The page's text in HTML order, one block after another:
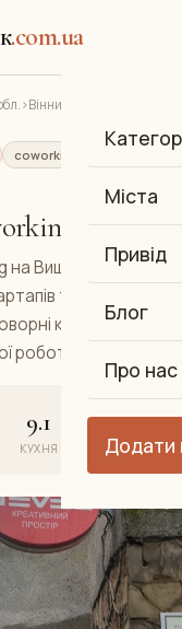
.com.ua
Міста
Привід
Блог
Про нас
Додати
›Вінниця
coworking
Коворкінг-
на Вишеньці —
та IT-фахівців.
кімнати та
роботи.
9.1
КУХНЯ
9.3
АТМОСФЕРА